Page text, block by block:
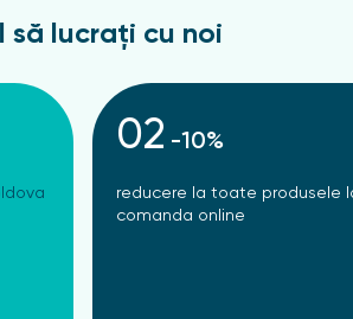
să lucrați cu noi
02 -10%
reducere la toate produsele
comanda online